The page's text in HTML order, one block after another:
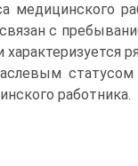
медицинского
с
статусом
работника.